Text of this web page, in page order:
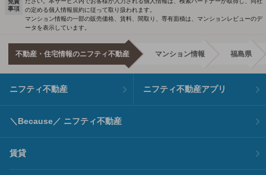
免責
事項
の定める個人情報規約に従って取り扱われます。
マンション情報の一部の販売価格、賃料、間取り、専有面積は、マンションレビューのデ
ータを表示しています。
不動産・住宅情報のニフティ不動産 マンション情報 福島県
ニフティ不動産 ニフティ不動産アプリ
＼Because／ ニフティ不動産
賃貸